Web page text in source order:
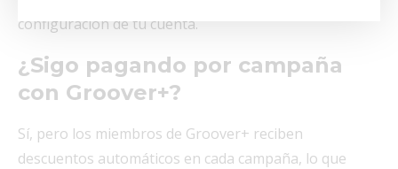
configuración de tu cuenta.
¿Sigo pagando por campaña
con Groover+?
Sí, pero los miembros de Groover+ reciben
descuentos automáticos en cada campaña, lo que